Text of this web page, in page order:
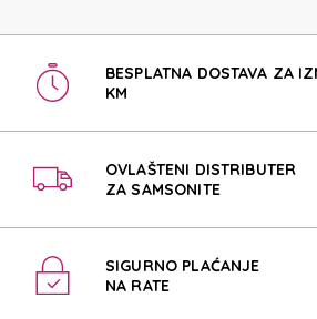
BESPLATNA DOSTAVA ZA
KM
OVLAŠTENI DISTRIBUTER
ZA SAMSONITE
SIGURNO PLAĆANJE
NA RATE